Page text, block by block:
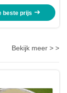
meststoffen
beste prijs
Bekijk meer > >